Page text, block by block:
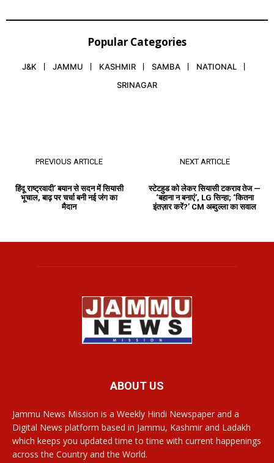
Popular Categories
J&K JAMMU KASHMIR SAMBA
NATIONAL
SRINAGAR
PREVIOUS ARTICLE
हिंदू राष्ट्रवादी’ बयान से सदन में सियासी
भूचाल, बाढ़ पर चर्चा बनी नई जंग का
मैदान
NEXT ARTICLE
स्टेटहुड को लेकर सियासी टकराव तेज —
‘बहाना न बनाएं’, LG सिन्हा; ‘कितना
इंतज़ार करें?’ CM अब्दुल्ला का सवाल
ABOUT US
Jammu News Mission is a Weekly Hindi Newspaper and a
Digital News platform based in Jammu, Kashmir and Ladakh
which keeps you updated time to time with current happenings
across the Country and the World.